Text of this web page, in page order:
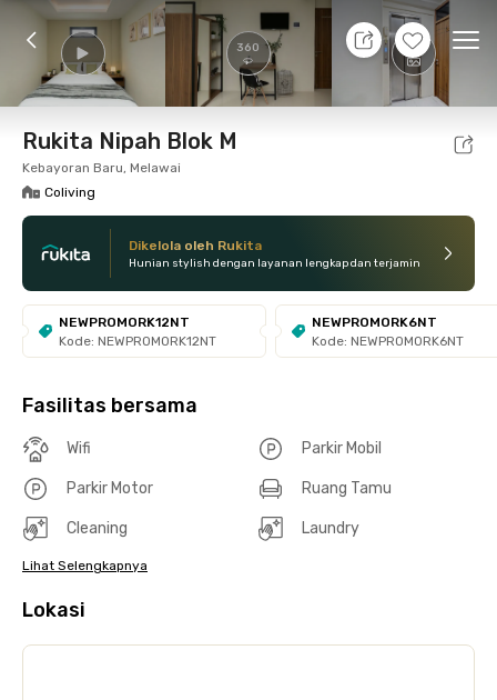
360 +23
9 Agt 26 - Belum tahu
Foto Fasilitas bersama Lokasi Kamar
Rukita Nipah Blok M
Kebayoran Baru, Melawai
Coliving
Dikelola oleh Rukita
Hunian stylish dengan layanan lengkap dan terjamin
NEWPROMORK12NT
Kode: NEWPROMORK12NT
NEWPROMORK6NT
Kode: NEWPROMORK6NT
Fasilitas bersama
Wifi Parkir Mobil
Parkir Motor Ruang Tamu
Cleaning Laundry
Lihat Selengkapnya
Lokasi